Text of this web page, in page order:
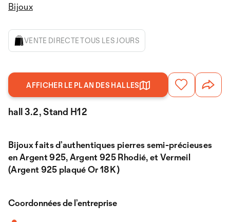
Bijoux
VENTE DIRECTE TOUS LES JOURS
AFFICHER LE PLAN DES HALLES
hall 3.2, Stand H12
Bijoux faits d’authentiques pierres semi-précieuses
en Argent 925, Argent 925 Rhodié, et Vermeil
(Argent 925 plaqué Or 18K )
Coordonnées de l’entreprise